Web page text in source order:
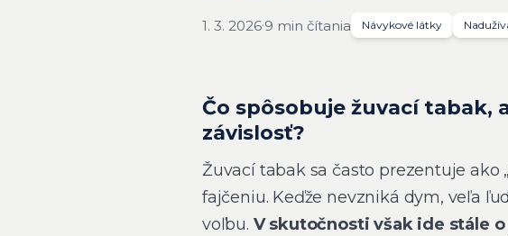
1. 3. 2026·9 min čítania Návykové látky
Čo spôsobuje žuvací tabak,
závislosť?
Žuvací tabak sa často prezentuje
fajčeniu. Keďže nevzniká dym, veľa
voľbu. V skutočnosti však ide stále